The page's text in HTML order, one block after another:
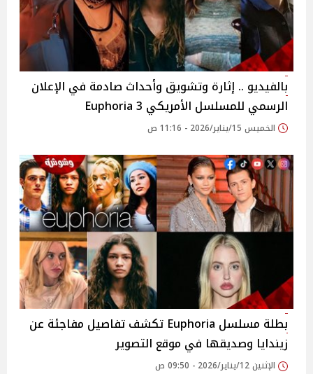
بالفيديو .. إثارة وتشويق وأحداث صادمة في الإعلان
الرسمي للمسلسل الأمريكي 3 Euphoria
الخميس 15/يناير/2026 - 11:16 ص
بطلة مسلسل Euphoria تكشف تفاصيل مفاجئة عن
زيندايا وصديقها في موقع التصوير
الإثنين 12/يناير/2026 - 09:50 ص